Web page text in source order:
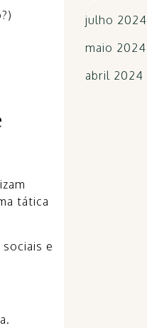
tática
e
julho 2024
maio 2024
abril 2024